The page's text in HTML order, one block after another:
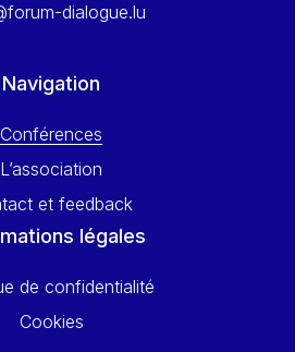
dialogue.lu
Navigation
Conférences
L’association
et feedback
légales
de confidentialité
Cookies